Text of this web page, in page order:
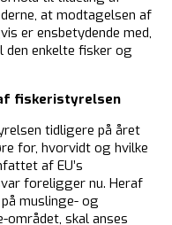
at modtagelsen af
er ensbetydende med,
enkelte fisker og
fiskeristyrelsen
tidligere på året
for, hvorvidt og hvilke
af EU’s
foreligger nu. Heraf
muslinge- og
skal anses